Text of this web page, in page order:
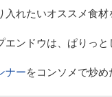
入れたいオススメ食材
エンドウは、ぱりっ
ナーをコンソメで炒め